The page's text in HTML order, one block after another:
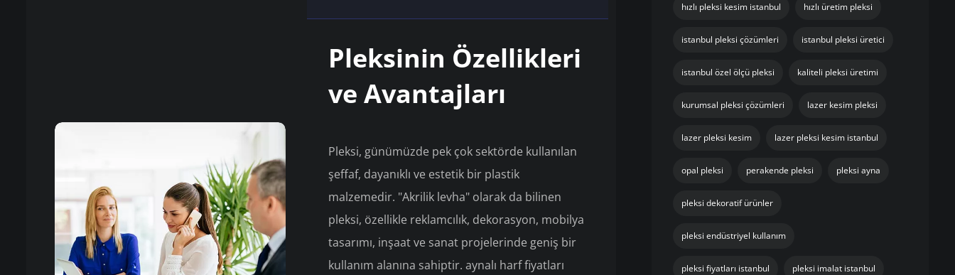
Pleksinin Özellikleri
ve Avantajları
Pleksi, günümüzde pek çok sektörde kullanılan
şeffaf, dayanıklı ve estetik bir plastik
malzemedir. "Akrilik levha" olarak da bilinen
pleksi, özellikle reklamcılık, dekorasyon, mobilya
tasarımı, inşaat ve sanat projelerinde geniş bir
kullanım alanına sahiptir. aynalı harf fiyatları
hızlı pleksi kesim istanbul hızlı üretim pleksi
istanbul pleksi çözümleri istanbul pleksi üretici
istanbul özel ölçü pleksi kaliteli pleksi üretimi
kurumsal pleksi çözümleri lazer kesim pleksi
lazer pleksi kesim lazer pleksi kesim istanbul
opal pleksi perakende pleksi pleksi ayna
pleksi dekoratif ürünler
pleksi endüstriyel kullanım
pleksi fiyatları istanbul pleksi imalat istanbul